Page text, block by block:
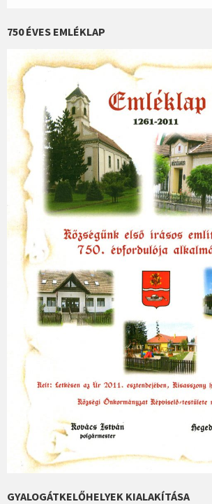
750 ÉVES EMLÉKLAP
GYALOGÁTKELŐHELYEK KIALAKÍTÁSA